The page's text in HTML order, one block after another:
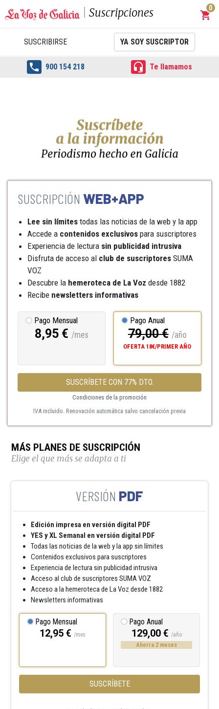
Suscripciones shopping_cart
0
SUSCRIBIRSE YA SOY SUSCRIPTOR
 900 154 218  Te llamamos
WEB+APP
Lee sin límites todas las noticias de la web y la app
Accede a contenidos exclusivos para suscriptores
Experiencia de lectura sin publicidad intrusiva
Disfruta de acceso al club de suscriptores SUMA
VOZ
Descubre la hemeroteca de La Voz desde 1882
Recibe newsletters informativas
Pago Mensual
8,95 € /mes
Pago Anual
79,00 € /año
OFERTA 18€/PRIMER AÑO
SUSCRÍBETE CON 77% DTO.
Condiciones de la promoción
IVA incluido. Renovación automática salvo cancelación previa
MÁS PLANES DE SUSCRIPCIÓN
Elige el que más se adapta a ti
PDF
Edición impresa en versión digital PDF
YES y XL Semanal en versión digital PDF
Todas las noticias de la web y la app sin límites
Contenidos exclusivos para suscriptores
Experiencia de lectura sin publicidad intrusiva
Acceso al club de suscriptores SUMA VOZ
Acceso a la hemeroteca de La Voz desde 1882
Newsletters informativas
Pago Mensual
12,95 € /mes
Pago Anual
129,00 € /año
Ahorra 2 meses
SUSCRÍBETE